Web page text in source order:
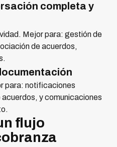
completa y
Mejor para: gestión de
de acuerdos,
para: notificaciones
y comunicaciones
flujo